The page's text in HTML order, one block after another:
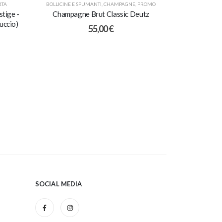
-
BOLLICINE E SPUMANTI CHAMPAGNE PROMO
Champagne Brut Classic Deutz
55,00€
SOCIAL MEDIA